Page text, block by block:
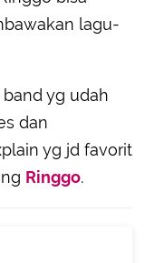
lagu-
yg udah
dan
yg jd favorit
Ringgo.